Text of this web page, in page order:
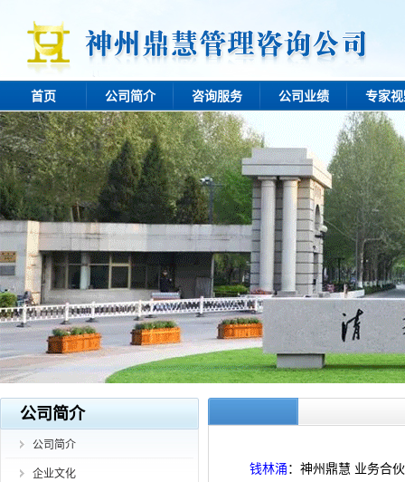
首页 公司简介 咨询服务 公司业绩 专家
公司简介
公司简介
企业文化
钱林涌：神州鼎慧 业务合